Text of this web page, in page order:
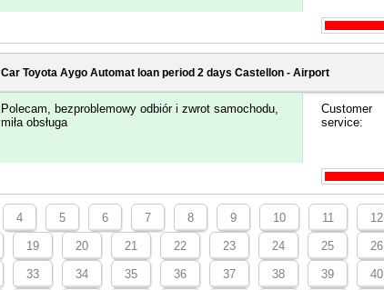
Car Toyota Aygo Automat loan period 2 days Castellon - Airport
Polecam, bezproblemowy odbiór i zwrot samochodu,
miła obsługa
Customer
service:
4 5 6 7 8 9 10 11 12
19 20 21 22 23 24 25 26
33 34 35 36 37 38 39 40